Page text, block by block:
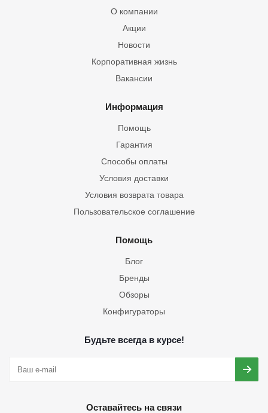
О компании
Акции
Новости
Корпоративная жизнь
Вакансии
Информация
Помощь
Гарантия
Способы оплаты
Условия доставки
Условия возврата товара
Пользовательское соглашение
Помощь
Блог
Бренды
Обзоры
Конфигураторы
Будьте всегда в курсе!
Оставайтесь на связи